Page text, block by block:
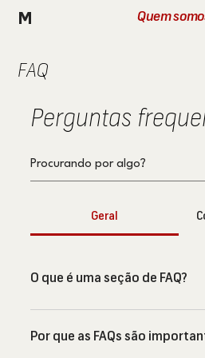
M Quem
FAQ
Perguntas
Geral
O que é uma seção de FAQ?
Uma seção de FAQ pode
responder rapidamente a
Por que as FAQs são